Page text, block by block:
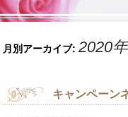
月別アーカイブ: 2020
キャンペーン